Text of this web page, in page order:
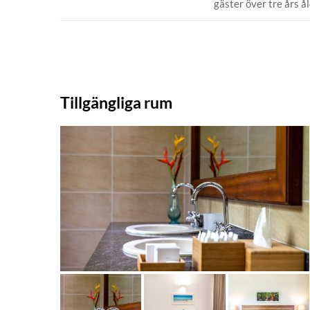
gäster över tre års
Tillgängliga rum